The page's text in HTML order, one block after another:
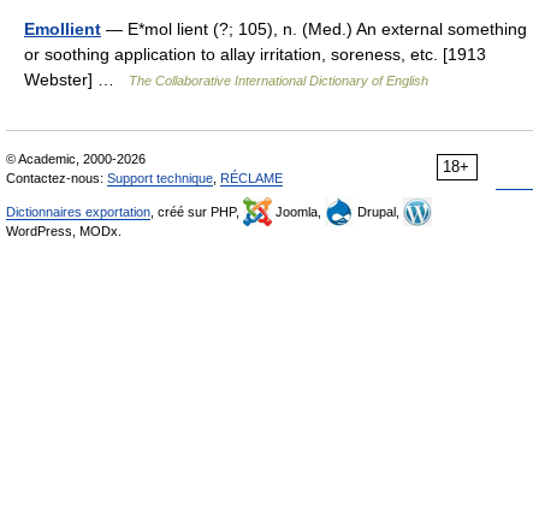
Emollient — E*mol lient (?; 105), n. (Med.) An external something
or soothing application to allay irritation, soreness, etc. [1913
Webster] …
The Collaborative International Dictionary of English
18+
© Academic, 2000-2026
Contactez-nous: Support technique RÉCLAME
Dictionnaires exportation , créé sur PHP, Joomla,
Drupal,
WordPress, MODx.